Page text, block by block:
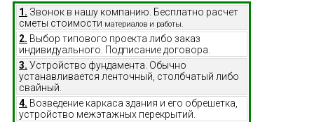
1. Звонок в нашу компанию. Бесплатно расчет
сметы стоимости материалов и работы.
2. Выбор типового проекта либо заказ
индивидуального. Подписание договора.
3. Устройство фундамента. Обычно
устанавливается ленточный, столбчатый либо
свайный.
4. Возведение каркаса здания и его обрешетка,
устройство межэтажных перекрытий.